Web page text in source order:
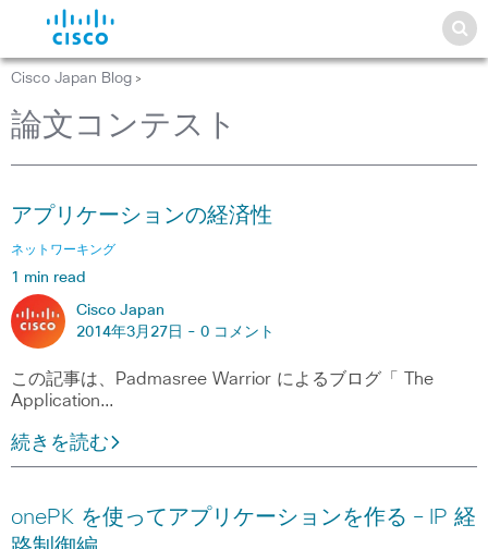
Cisco Japan Blog >
論文コンテスト
アプリケーションの経済性
ネットワーキング
1 min read
Cisco Japan
2014年3月27日 - 0 コメント
この記事は、Padmasree Warrior によるブログ「 The
Application…
続きを読む
onePK を使ってアプリケーションを作る – IP 経